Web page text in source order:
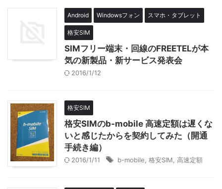
Android Windowsフォン スマホ・タブレット
格安SIM
SIMフリー端末・回線のFREETELが本
気の新製品・新サービス発表会
2016/1/12
格安SIM
格安SIMのb-mobile 高速定額は遅くな
いと感じたからを契約してみた（開通
手続き編）
2016/1/11 b-mobile 格安SIM 高速定額